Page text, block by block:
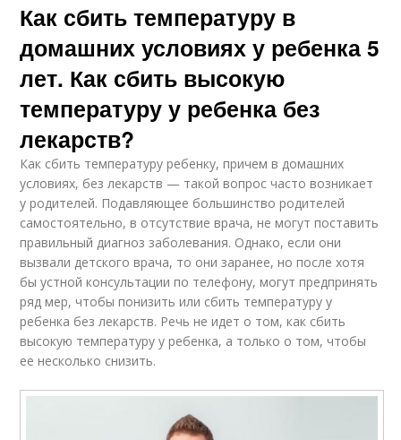
Как сбить температуру в
домашних условиях у ребенка 5
лет. Как сбить высокую
температуру у ребенка без
лекарств?
Как сбить температуру ребенку, причем в домашних
условиях, без лекарств — такой вопрос часто возникает
у родителей. Подавляющее большинство родителей
самостоятельно, в отсутствие врача, не могут поставить
правильный диагноз заболевания. Однако, если они
вызвали детского врача, то они заранее, но после хотя
бы устной консультации по телефону, могут предпринять
ряд мер, чтобы понизить или сбить температуру у
ребенка без лекарств. Речь не идет о том, как сбить
высокую температуру у ребенка, а только о том, чтобы
ее несколько снизить.